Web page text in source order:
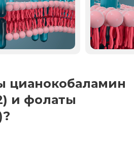
цианокобаламин
и фолаты